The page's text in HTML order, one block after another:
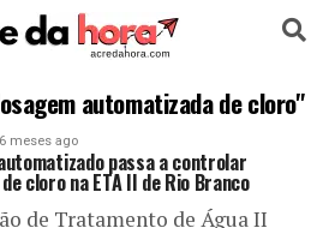
CULTURA ESPORTE
NOTÍCIA MUNDO
automatizada de cloro"
6 meses ago
passa a controlar
cloro na ETA II de Rio Branco
de Tratamento de Água II